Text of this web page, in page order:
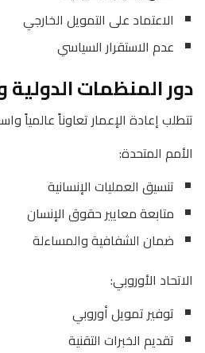
الاعتماد على التمويل الخارجي
عدم الاستقرار السياسي
دور المنظمات
تتطلب إعادة الإعمار تعاوناً عالمياً
الأمم المتحدة:
تنسيق العمليات الإنسانية
متابعة معايير حقوق الإنسان
ضمان الشفافية والمساءلة
الاتحاد الأوروبي:
توفير تمويل أوروبي
تقديم الخبرات التقنية